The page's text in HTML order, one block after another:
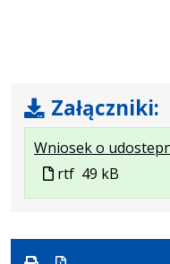
Załączniki:
Wniosek o
Plik
w
rtf 49 kB